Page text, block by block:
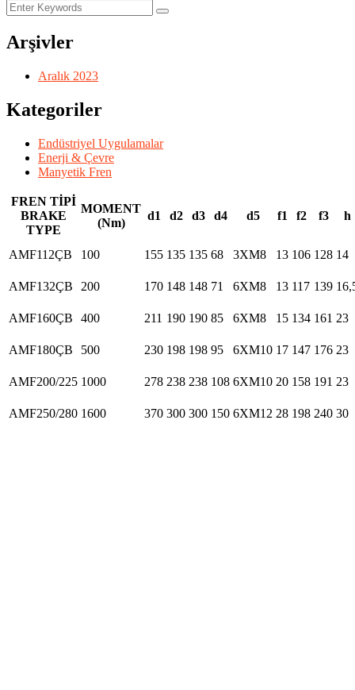
Arşivler
Aralık 2023
Kategoriler
Endüstriyel Uygulamalar
Enerji & Çevre
Manyetik Fren
FREN TİPİ
BRAKE
TYPE
MOMENT
(Nm)
d1 d2 d3 d4 d5 f1 f2 f3 h
AMF112ÇB 100 155 135 135 68 3XM8 13 106 128 14
AMF132ÇB 200 170 148 148 71 6XM8 13 117 139
AMF160ÇB 400 211 190 190 85 6XM8 15 134 161 23
AMF180ÇB 500 230 198 198 95 6XM10 17 147 176 23
AMF200/225 1000 278 238 238 108 6XM10 20 158 191 23
AMF250/280 1600 370 300 300 150 6XM12 28 198 240 30